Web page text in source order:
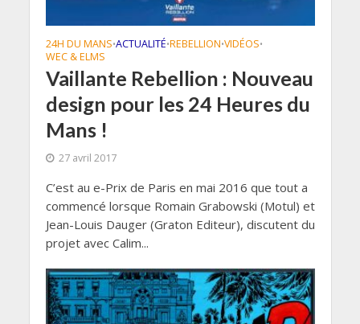
24H DU MANS•ACTUALITÉ•REBELLION•VIDÉOS•
WEC & ELMS
Vaillante Rebellion : Nouveau
design pour les 24 Heures du
Mans !
27 avril 2017
C’est au e-Prix de Paris en mai 2016 que tout a
commencé lorsque Romain Grabowski (Motul) et
Jean-Louis Dauger (Graton Editeur), discutent du
projet avec Calim...